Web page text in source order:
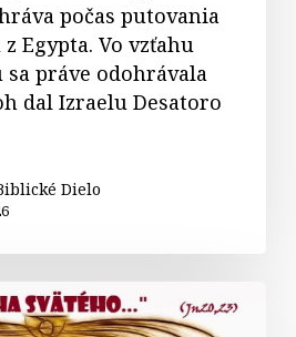
počas putovania
Egypta. Vo vzťahu
sa práve odohrávala
dal Izraelu Desatoro
Dielo